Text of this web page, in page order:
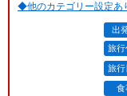
◆他のカテゴリー設定あ
出
旅行
旅行
食